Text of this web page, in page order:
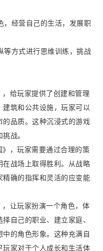
经营自己的生活，发展职
等方式进行思维训练，挑战
给玩家提供了创建和管理
筑和公共设施，玩家可以
品质。这种沉浸式的游戏
战。
，玩家需要通过合理的策
战场上取得胜利。从战略
确的指挥和灵活的应变能
让玩家扮演一个角色，体
自己的职业、建立家庭、
的角色形象。这种充满自
家对于个人成长和生活体